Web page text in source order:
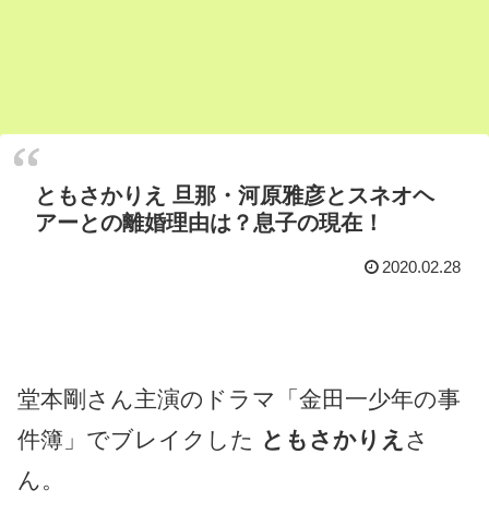
ともさかりえ 旦那・河原雅彦とスネオヘ
アーとの離婚理由は？息子の現在！
2020.02.28
堂本剛さん主演のドラマ「金田一少年の事
件簿」でブレイクした ともさかりえ さ
ん。